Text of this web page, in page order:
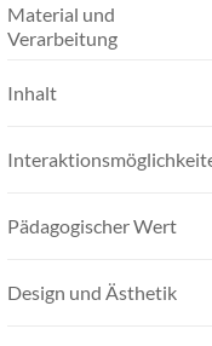
Material und
Verarbeitung
Inhalt
Pädagogischer Wert
Design und Ästhetik